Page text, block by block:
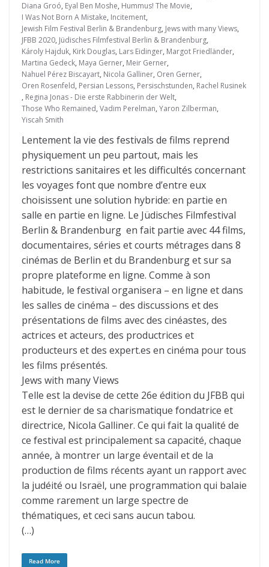
Diana Groó, Eyal Ben Moshe, Hummus! The Movie,
I Was Not Born A Mistake, Incitement,
Jewish Film Festival Berlin & Brandenburg, Jews with many Views,
JFBB 2020, Jüdisches Filmfestival Berlin & Brandenburg,
Károly Hajduk, Kirk Douglas, Lars Eidinger, Margot Friedländer,
Martina Gedeck, Maya Gerner, Meir Gerner,
Nahuel Pérez Biscayart, Nicola Galliner, Oren Gerner,
Oren Rosenfeld, Persian Lessons, Persischstunden, Rachel Rusinek
, Regina Jonas - Die erste Rabbinerin der Welt,
Those Who Remained, Vadim Perelman, Yaron Zilberman,
Yiscah Smith
Lentement la vie des festivals de films reprend
physiquement un peu partout, mais les
restrictions sanitaires et les difficultés concernant
les voyages font que nombre d’entre eux
choisissent une solution hybride: en partie en
salle en partie en ligne. Le Jüdisches Filmfestival
Berlin & Brandenburg en fait partie avec 44 films,
documentaires, séries et courts métrages dans 8
cinémas de Berlin et du Brandenburg et sur sa
propre plateforme en ligne. Comme à son
habitude, le festival organisera – en ligne et dans
les salles de cinéma – des discussions et des
présentations de films avec des cinéastes, des
actrices et acteurs, des productrices et
producteurs et des expert.es en cinéma pour tous
les films présentés.
Jews with many Views
Telle est la devise de cette 26e édition du JFBB qui
est le dernier de sa charismatique fondatrice et
directrice, Nicola Galliner. Ce qui fait la qualité de
ce festival est principalement sa capacité, chaque
année, à montrer un large éventail et de la
production de films récents ayant un rapport avec
la judéité ou Israël, une programmation qui balaie
comme rarement un large spectre de
thématiques, et ceci sans aucun tabou.
(…)
Read More